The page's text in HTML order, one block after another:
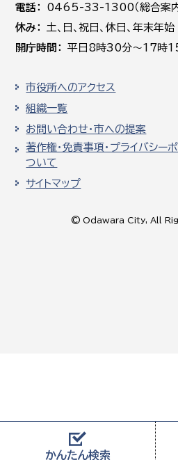
かんたん検索
電話
0465-33-1300（総合案内
休み
土､日､祝日、休日、年末
開庁時間
平日8時30分～17時
市役所へのアクセス
組織一覧
お問い合わせ・市への提案
著作権・免責事項・プライバシー
ついて
サイトマップ
© Odawara City, All